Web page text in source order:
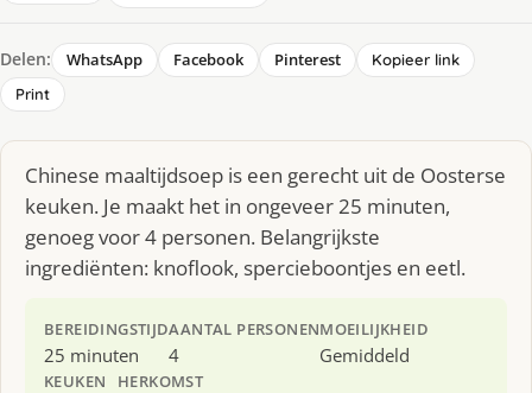
Delen: WhatsApp Facebook Pinterest
Kopieer link
Print
Chinese maaltijdsoep is een gerecht uit de Oosterse
keuken. Je maakt het in ongeveer 25 minuten,
genoeg voor 4 personen. Belangrijkste
ingrediënten: knoflook, spercieboontjes en eetl.
BEREIDINGSTIJD
25 minuten
AANTAL PERSONEN
4
MOEILIJKHEID
Gemiddeld
KEUKEN HERKOMST